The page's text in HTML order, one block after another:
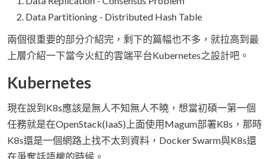
Data Partitioning - Distributed Hash Table
兩個很重要的部分介紹完，剩下的篇幅也不多，就拉高到最
上層介紹一下當今火紅的雲端平台Kubernetes之設計吧。
Kubernetes
現在說到K8s應該是無人不知無人不曉，想當初碩一第一個
任務就是在OpenStack(IaaS)上面使用Magum部署K8s，那時
K8s還是一個網路上找不太到資料，Docker Swarm與K8s還
在爭奪話語權的時候。